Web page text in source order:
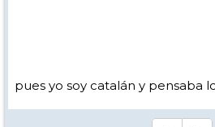
pues yo soy catalán y pensaba